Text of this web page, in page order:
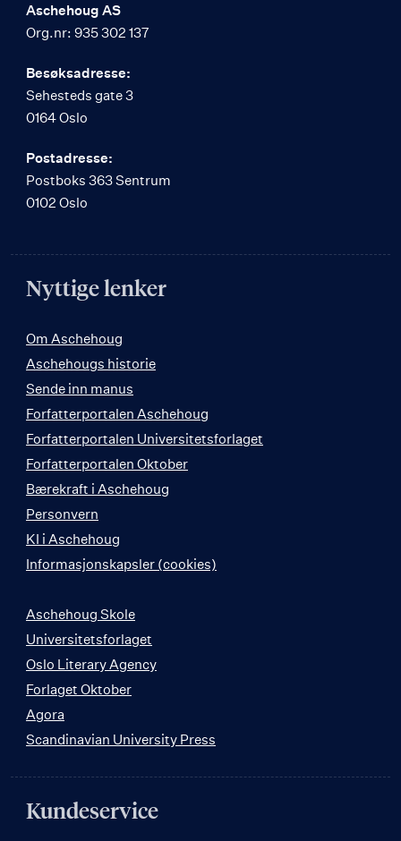
Aschehoug AS
Org.nr: 935 302 137
Besøksadresse:
Sehesteds gate 3
0164 Oslo
Postadresse:
Postboks 363 Sentrum
0102 Oslo
Nyttige lenker
Om Aschehoug
Aschehougs historie
Sende inn manus
Forfatterportalen Aschehoug
Forfatterportalen Universitetsforlaget
Forfatterportalen Oktober
Bærekraft i Aschehoug
Personvern
KI i Aschehoug
Informasjonskapsler (cookies)
Aschehoug Skole
Universitetsforlaget
Oslo Literary Agency
Forlaget Oktober
Agora
Scandinavian University Press
Kundeservice